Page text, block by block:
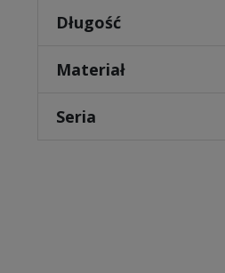
Długość
Materiał
Seria